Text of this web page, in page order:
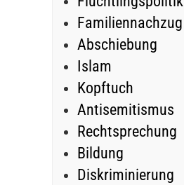
Familiennachzug
Abschiebung
Islam
Kopftuch
Antisemitismus
Rechtsprechung
Bildung
Diskriminierung